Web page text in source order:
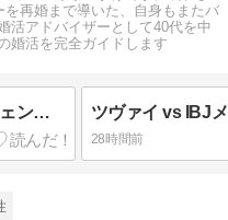
を再婚まで導いた、自身もまたバ
活アドバイザーとして40代を中
婚活を完全ガイドします
サンマリエ vs パートナーエージェント徹底比較【2026年最新版】40代再婚男性におすすめなのはどっち？
28時間前